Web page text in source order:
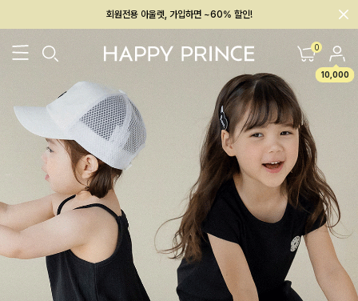
회원전용 아울렛, 가입하면 ~60% 할인!
멤버십 최대 28,000원 혜택 0
10,000
26SS 신상 BEST BABY[6~12M] 아우터/상의 하의/레깅스